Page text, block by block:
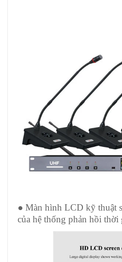
● Màn hình LCD kỹ thuật
của hệ thống phản hồi thời